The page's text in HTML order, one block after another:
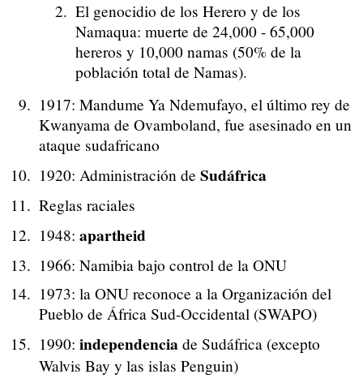
El genocidio de los Herero y de los
Namaqua: muerte de 24,000 - 65,000
hereros y 10,000 namas (50% de la
población total de Namas).
1917: Mandume Ya Ndemufayo, el último rey de
Kwanyama de Ovamboland, fue asesinado en un
ataque sudafricano
1920: Administración de Sudáfrica
Reglas raciales
1948: apartheid
1966: Namibia bajo control de la ONU
1973: la ONU reconoce a la Organización del
Pueblo de África Sud-Occidental (SWAPO)
1990: independencia de Sudáfrica (excepto
Walvis Bay y las islas Penguin)